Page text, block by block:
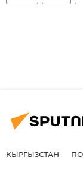
КЫРГЫЗСТАН